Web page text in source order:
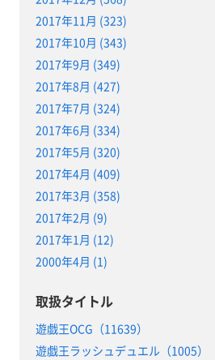
2017年11月 (323)
2017年10月 (343)
2017年9月 (349)
2017年8月 (427)
2017年7月 (324)
2017年6月 (334)
2017年5月 (320)
2017年4月 (409)
2017年3月 (358)
2017年2月 (9)
2017年1月 (12)
2000年4月 (1)
取扱タイトル
遊戯王OCG（11639）
遊戯王ラッシュデュエル（1005）